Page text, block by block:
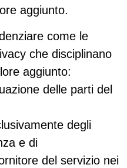
aggiunto.
come le
che disciplinano
aggiunto:
delle parti del
degli
e di
del servizio nei